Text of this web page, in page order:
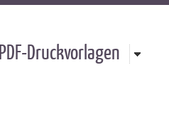
PDF-Druckvorlagen